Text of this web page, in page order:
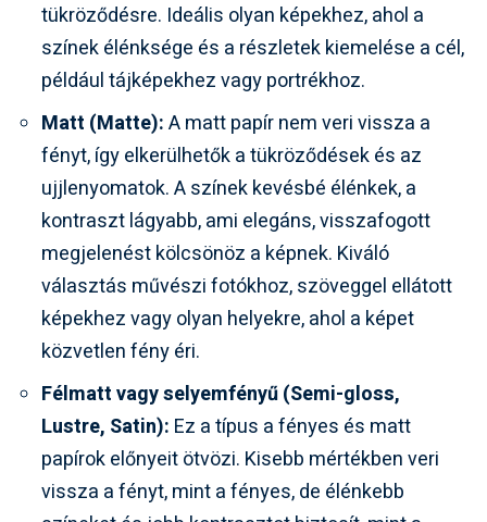
tükröződésre. Ideális olyan képekhez, ahol a
színek élénksége és a részletek kiemelése a cél,
például tájképekhez vagy portrékhoz.
Matt (Matte):A matt papír nem veri vissza a
fényt, így elkerülhetők a tükröződések és az
ujjlenyomatok. A színek kevésbé élénkek, a
kontraszt lágyabb, ami elegáns, visszafogott
megjelenést kölcsönöz a képnek. Kiváló
választás művészi fotókhoz, szöveggel ellátott
képekhez vagy olyan helyekre, ahol a képet
közvetlen fény éri.
Félmatt vagy selyemfényű (Semi-gloss,
Lustre, Satin): Ez a típus a fényes és matt
papírok előnyeit ötvözi. Kisebb mértékben veri
vissza a fényt, mint a fényes, de élénkebb